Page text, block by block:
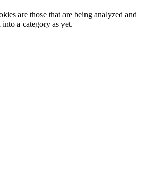
are those that are being analyzed and
a category as yet.